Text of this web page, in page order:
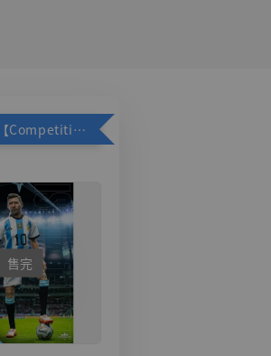
加購優惠【Competitive Toys 梅西 [CM001]】
售完